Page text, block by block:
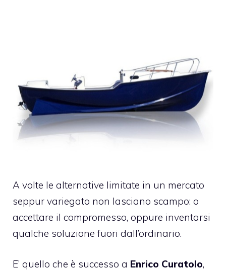
A volte le alternative limitate in un mercato
seppur variegato non lasciano scampo: o
accettare il compromesso, oppure inventarsi
qualche soluzione fuori dall’ordinario.
E’ quello che è successo a Enrico Curatolo,